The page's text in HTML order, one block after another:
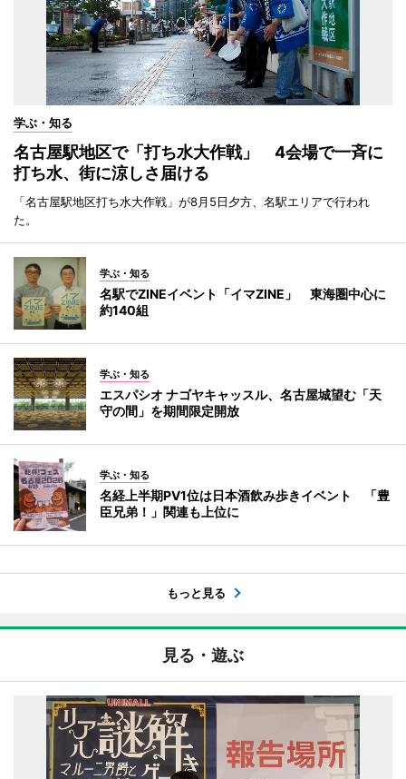
学ぶ・知る
名古屋駅地区で「打ち水大作戦」 4会場で一斉に
打ち水、街に涼しさ届ける
「名古屋駅地区打ち水大作戦」が8月5日夕方、名駅エリアで行われ
た。
学ぶ・知る
名駅でZINEイベント「イマZINE」 東海圏中心に
約140組
学ぶ・知る
エスパシオ ナゴヤキャッスル、名古屋城望む「天
守の間」を期間限定開放
学ぶ・知る
名経上半期PV1位は日本酒飲み歩きイベント 「豊
臣兄弟！」関連も上位に
もっと見る
見る・遊ぶ